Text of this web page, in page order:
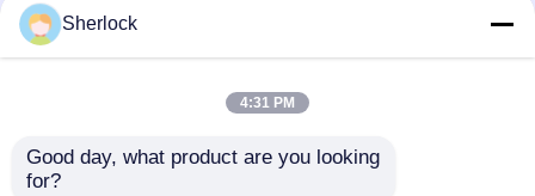
Sherlock
4:31 PM
Good day, what product are you looking
for?